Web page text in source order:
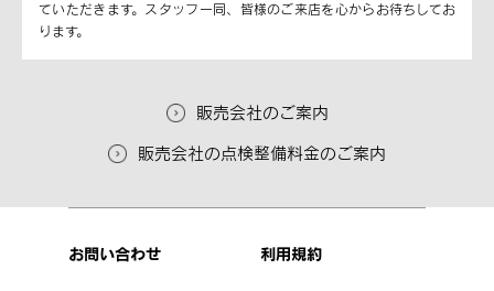
ていただきます。スタッフ一同、皆様のご来店を心からお待ちしてお
ります。
販売会社のご案内
販売会社の点検整備料金のご案内
お問い合わせ 利用規約